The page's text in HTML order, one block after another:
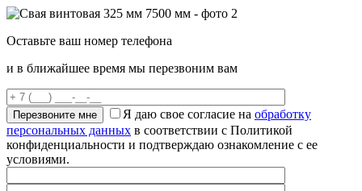
Оставьте ваш номер телефона
и в ближайшее время мы перезвоним вам
Я даю свое согласие на обработку
персональных данных в соответствии с Политикой
конфиденциальности и подтверждаю ознакомление с ее
условиями.